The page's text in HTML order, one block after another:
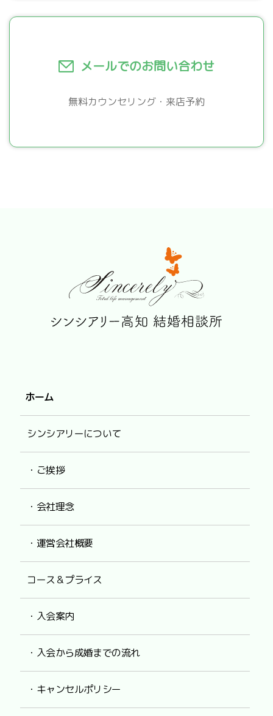
メールでのお問い合わせ
無料カウンセリング・来店予約
ホーム
シンシアリーについて
・ご挨拶
・会社理念
・運営会社概要
コース＆プライス
・入会案内
・入会から成婚までの流れ
・キャンセルポリシー